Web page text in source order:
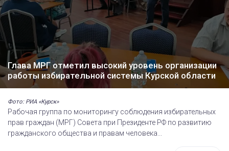
Глава МРГ отметил высокий уровень организации
работы избирательной системы Курской области
Фото: РИА «Курск»
Рабочая группа по мониторингу соблюдения избирательных
прав граждан (МРГ) Совета при Президенте РФ по развитию
гражданского общества и правам человека...